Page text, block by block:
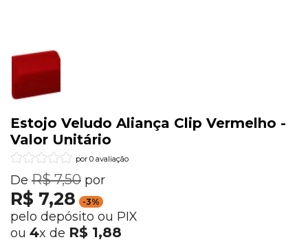
Estojo Veludo Aliança Clip Vermelho -
Valor Unitário
por 0 avaliação
De R$ 7,50 por
R$ 7,28 -3%
pelo depósito ou PIX
ou 4x de R$ 1,88